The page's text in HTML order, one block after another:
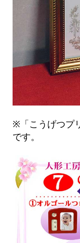
※「こうげつプ
です。